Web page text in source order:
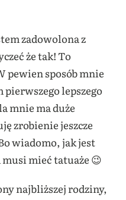
zadowolona z
że tak! To
pewien sposób mnie
lepszego
mnie ma duże
zrobienie jeszcze
wiadomo, jak jest
mieć tatuaże 😉
najbliższej rodziny,